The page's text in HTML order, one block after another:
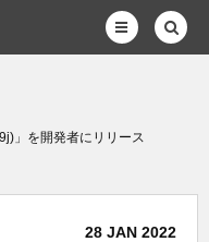
」を開発者にリリース
28 JAN 2022